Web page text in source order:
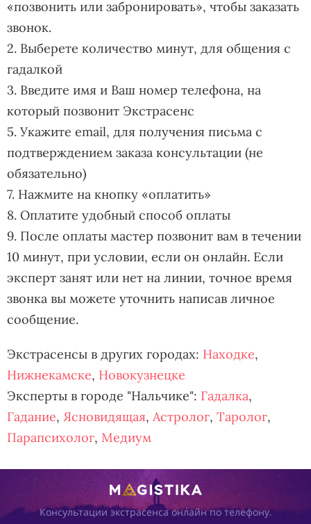
«позвонить или забронировать», чтобы заказать
звонок.
2. Выберете количество минут, для общения с
гадалкой
3. Введите имя и Ваш номер телефона, на
который позвонит Экстрасенс
5. Укажите email, для получения письма с
подтверждением заказа консультации (не
обязательно)
7. Нажмите на кнопку «оплатить»
8. Оплатите удобный способ оплаты
9. После оплаты мастер позвонит вам в течении
10 минут, при условии, если он онлайн. Если
эксперт занят или нет на линии, точное время
звонка вы можете уточнить написав личное
сообщение.
Экстрасенсы в других городах: Находке,
Нижнекамске, Новокузнецке
Эксперты в городе "Нальчике": Гадалка,
Гадание, Ясновидящая, Астролог, Таролог,
Парапсихолог, Медиум
Консультации экстрасенса онлайн по телефону.